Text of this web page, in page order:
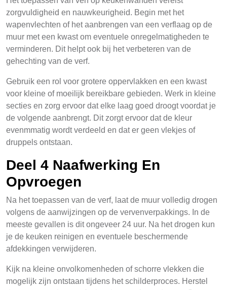
zorgvuldigheid en nauwkeurigheid. Begin met het
wapenvlechten of het aanbrengen van een verflaag op de
muur met een kwast om eventuele onregelmatigheden te
verminderen. Dit helpt ook bij het verbeteren van de
gehechting van de verf.
Gebruik een rol voor grotere oppervlakken en een kwast
voor kleine of moeilijk bereikbare gebieden. Werk in kleine
secties en zorg ervoor dat elke laag goed droogt voordat je
de volgende aanbrengt. Dit zorgt ervoor dat de kleur
evenmmatig wordt verdeeld en dat er geen vlekjes of
druppels ontstaan.
Deel 4 Naafwerking En
Opvroegen
Na het toepassen van de verf, laat de muur volledig drogen
volgens de aanwijzingen op de vervenverpakkings. In de
meeste gevallen is dit ongeveer 24 uur. Na het drogen kun
je de keuken reinigen en eventuele beschermende
afdekkingen verwijderen.
Kijk na kleine onvolkomenheden of schorre vlekken die
mogelijk zijn ontstaan tijdens het schilderproces. Herstel